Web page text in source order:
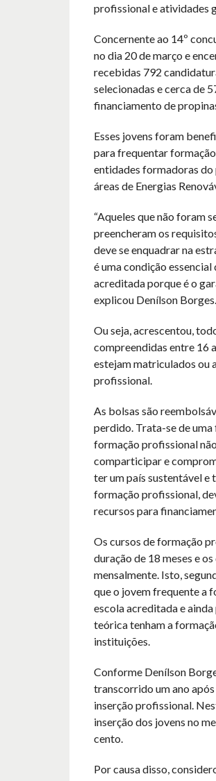
profissional e atividades
Concernente ao 14º
no dia 20 de março e
recebidas 792
selecionadas e cerca de
financiamento de
Esses jovens foram
para frequentar
entidades formadoras do
áreas de Energias
“Aqueles que não foram
preencheram os
deve se enquadrar na
é uma condição
acreditada porque é o
explicou Denílson Borges.
Ou seja, acrescentou,
compreendidas entre 16
estejam matriculados ou
profissional.
As bolsas são
perdido. Trata-se de
formação profissional
comparticipar e
ter um país sustentável e
formação profissional,
recursos para
Os cursos de formação
duração de 18 meses e
mensalmente. Isto,
que o jovem frequente a
escola acreditada e
teórica tenham a
instituições.
Conforme Denílson
transcorrido um ano
inserção profissional.
inserção dos jovens no
cento.
Por causa disso,